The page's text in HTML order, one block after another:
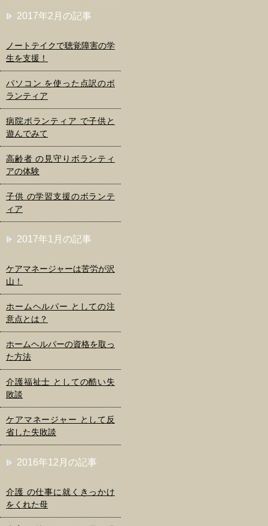
2017年2月の記事
ノートテイクで聴覚障害の学
生を支援！
パソコン を使った点訳のボ
ランティア
病院ボランティア で子供と
遊んでみて
高齢者 の見守りボランティ
アの体験
子供 の学習支援のボランテ
ィア
2017年1月の記事
ケアマネージャーは苦労が沢
山！
ホームヘルパー としての注
意点とは？
ホームヘルパーの資格を取っ
た方法
介護福祉士 としての酷い失
敗談
ケアマネージャー として反
省した失敗談
2016年12月の記事
介護 の仕事に就くきっかけ
をくれた母